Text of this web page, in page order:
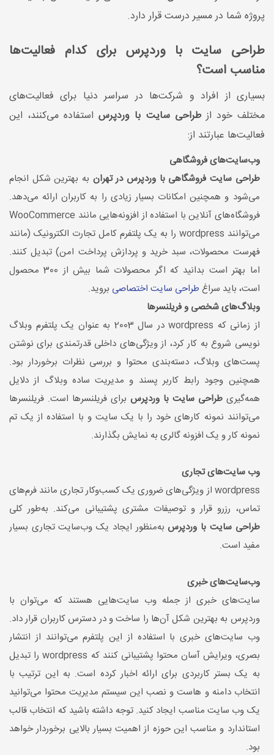
پروژه شما در مسیر درست قرار دارد.
طراحی سایت با وردپرس برای کدام فعالیت‌ها
مناسب است؟
بسیاری از افراد و شرکت‌ها در سراسر دنیا برای فعالیت‌های
مختلف خود ازطراحی سایت با وردپرساستفاده می‌کنند، این
فعالیت‌ها عبارتند از:
وب‌سایت‌های فروشگاهی
طراحی سایت فروشگاهی با وردپرس در تهران به بهترین شکل انجام
می‌شود و همچنین امکانات بسیار زیادی را به کاربران ارائه می‌دهد.
فروشگاه‌های آنلاین با استفاده از افزونه‌هایی مانند WooCommerce
می‌توانند wordpress را به یک پلتفرم کامل تجارت الکترونیک (مانند
فهرست محصولات، سبد خرید و پردازش پرداخت امن) تبدیل کنند.
اما بهتر است بدانید که اگر محصولات شما بیش از 300 محصول
است، باید سراغ طراحی سایت اختصاصی بروید.
وبلاگ‌های شخصی و فریلنسرها
از زمانی که wordpress در سال 2003 به عنوان یک پلتفرم وبلاگ
نویسی شروع به کار کرد، از ویژگی‌های داخلی قدرتمندی برای نوشتن
پست‌های وبلاگ، دسته‌بندی محتوا و بررسی نظرات برخوردار بود.
همچنین وجود رابط کاربر پسند و مدیریت ساده وبلاگ از دلایل
همه‌گیریطراحی سایت با وردپرس برای فریلنسرها است. فریلنسرها
می‌توانند نمونه کارهای خود را با یک سایت و با استفاده از یک تم
نمونه کار و یک افزونه گالری به نمایش بگذارند.
وب سایت‌های تجاری
wordpress از ویژگی‌های ضروری یک کسب‌وکار تجاری مانند فرم‌های
تماس، رزرو قرار و توصیفات مشتری پشتیبانی می‌کند. به‌طور کلی
طراحی سایت با وردپرس به‌منظور ایجاد یک وب‌سایت تجاری بسیار
مفید است.
وب‌سایت‌های خبری
سایت‌های خبری از جمله وب سایت‌هایی هستند که می‌توان با
وردپرس به بهترین شکل آن‌ها را ساخت و در دسترس کاربران قرار داد.
وب سایت‌های خبری با استفاده از این پلتفرم می‌توانند از انتشار
بصری، ویرایش آسان محتوا پشتیبانی کنند که wordpress را تبدیل
به یک بستر کاربردی برای ارائه اخبار کرده است. به این ترتیب با
انتخاب دامنه و هاست و نصب این سیستم مدیریت محتوا می‌توانید
یک وب سایت مناسب ایجاد کنید. توجه داشته باشید که انتخاب قالب
استاندارد و مناسب این حوزه از اهمیت بسیار بالایی برخوردار خواهد
بود.